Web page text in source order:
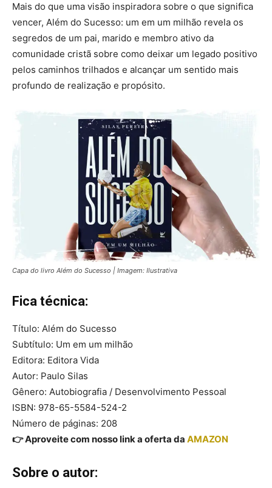
Mais do que uma visão inspiradora sobre o que significa
vencer, Além do Sucesso: um em um milhão revela os
segredos de um pai, marido e membro ativo da
comunidade cristã sobre como deixar um legado positivo
pelos caminhos trilhados e alcançar um sentido mais
profundo de realização e propósito.
Capa do livro Além do Sucesso | Imagem: Ilustrativa
Fica técnica:
Título: Além do Sucesso
Subtítulo: Um em um milhão
Editora: Editora Vida
Autor: Paulo Silas
Gênero: Autobiografia / Desenvolvimento Pessoal
ISBN: 978-65-5584-524-2
Número de páginas: 208
👉 Aproveite com nosso link a oferta da AMAZON
Sobre o autor: